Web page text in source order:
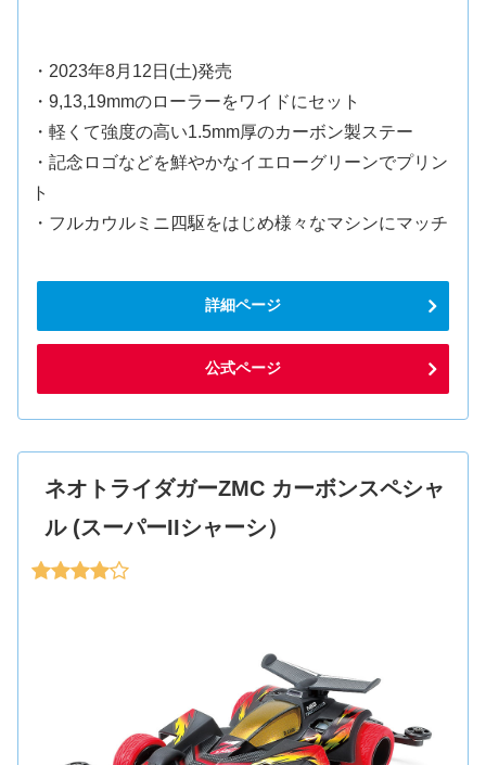
・2023年8月12日(土)発売
・9,13,19mmのローラーをワイドにセット
・軽くて強度の高い1.5mm厚のカーボン製ステー
・記念ロゴなどを鮮やかなイエローグリーンでプリン
ト
・フルカウルミニ四駆をはじめ様々なマシンにマッチ
詳細ページ
公式ページ
ネオトライダガーZMC カーボンスペシャ
ル (スーパーIIシャーシ）